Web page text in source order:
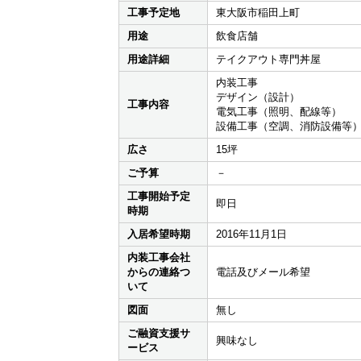
工事予定地
東大阪市稲田上町
用途
飲食店舗
用途詳細
テイクアウト専門丼屋
工事内容
内装工事
デザイン（設計）
電気工事（照明、配線等）
設備工事（空調、消防設備等
広さ
15坪
ご予算
－
工事開始予定
時期
即日
入居希望時期
2016年11月1日
内装工事会社
からの連絡つ
いて
電話及びメール希望
図面
無し
ご融資支援サ
ービス
興味なし